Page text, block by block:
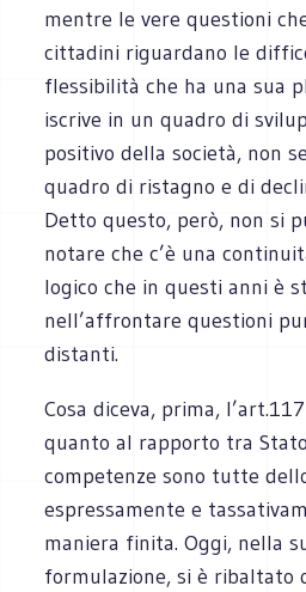
mentre le vere questioni
cittadini riguardano le
flessibilità che ha una sua
iscrive in un quadro di
positivo della società, non
quadro di ristagno e di
Detto questo, però, non si
notare che c’è una
logico che in questi anni è
nell’affrontare questioni
distanti.
Cosa diceva, prima,
quanto al rapporto tra
competenze sono tutte
espressamente e
maniera finita. Oggi, nella
formulazione, si è ribaltato